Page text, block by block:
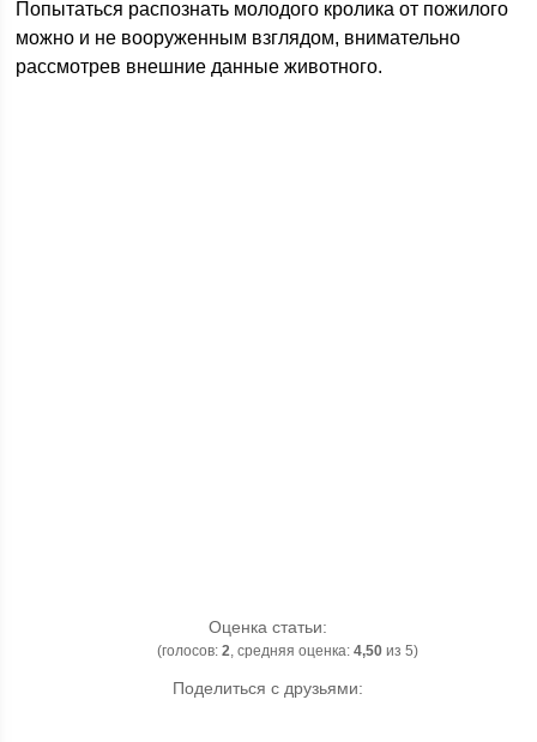
Попытаться распознать молодого кролика от пожилого
можно и не вооруженным взглядом, внимательно
рассмотрев внешние данные животного.
Оценка статьи:
(голосов:2 , средняя оценка:4,50 из 5)
Поделиться с друзьями: